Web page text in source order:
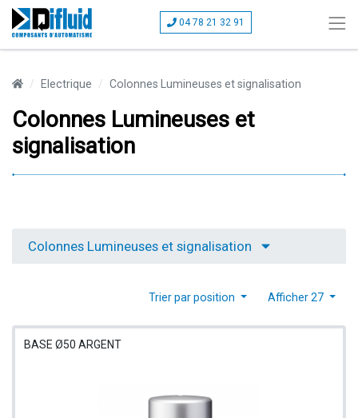
04 78 21 32 91
Electrique Colonnes Lumineuses et signalisation
Colonnes Lumineuses et
signalisation
Colonnes Lumineuses et signalisation
Afficher 27
Trier par position
BASE Ø50 ARGENT